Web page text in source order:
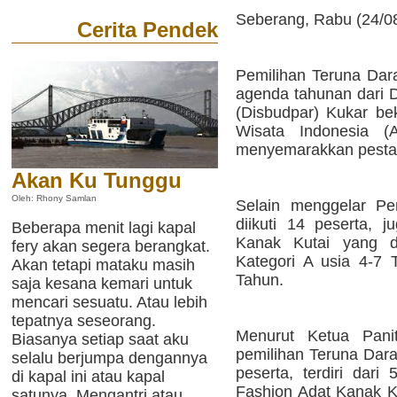
Cerita Pendek
Akan Ku Tunggu
Oleh: Rhony Samlan
Beberapa menit lagi kapal
fery akan segera berangkat.
Akan tetapi mataku masih
saja kesana kemari untuk
mencari sesuatu. Atau lebih
tepatnya seseorang.
Biasanya setiap saat aku
selalu berjumpa dengannya
di kapal ini atau kapal
Seberang, Rabu (24/
Pemilihan Teruna
agenda tahunan dari
(Disbudpar) Kukar
Wisata Indonesia
menyemarakkan
Selain menggelar
diikuti 14 peserta,
Kanak Kutai yang
Kategori A usia 4-7
Tahun.
Menurut Ketua
pemilihan Teruna
peserta, terdiri dari
Fashion Adat Kanak